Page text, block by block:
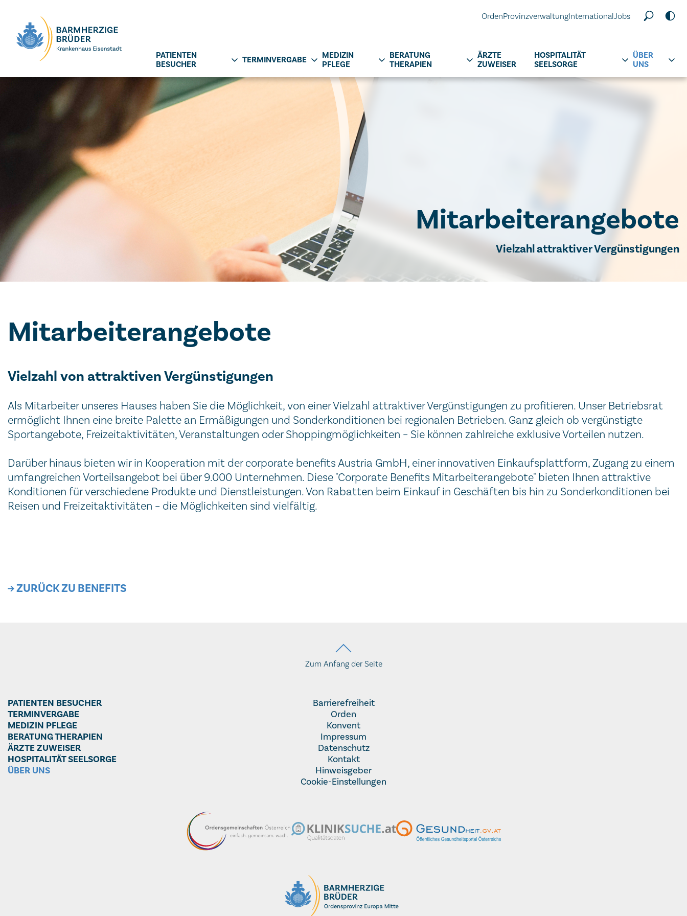
OrdenProvinzverwaltungInternationalJobs
PATIENTEN
BESUCHER
TERMINVERGABE
MEDIZIN
PFLEGE
BERATUNG
THERAPIEN
ÄRZTE
ZUWEISER
HOSPITALITÄT
SEELSORGE
ÜBER
UNS
Mitarbeiterangebote
Vielzahl attraktiver Vergünstigungen
Mitarbeiterangebote
Vielzahl von attraktiven Vergünstigungen
Als Mitarbeiter unseres Hauses haben Sie die Möglichkeit, von einer Vielzahl attraktiver Vergünstigungen zu profitieren. Unser Betriebsrat
ermöglicht Ihnen eine breite Palette an Ermäßigungen und Sonderkonditionen bei regionalen Betrieben. Ganz gleich ob vergünstigte
Sportangebote, Freizeitaktivitäten, Veranstaltungen oder Shoppingmöglichkeiten – Sie können zahlreiche exklusive Vorteilen nutzen.
Darüber hinaus bieten wir in Kooperation mit der corporate benefits Austria GmbH, einer innovativen Einkaufsplattform, Zugang zu einem
umfangreichen Vorteilsangebot bei über 9.000 Unternehmen. Diese "Corporate Benefits Mitarbeiterangebote" bieten Ihnen attraktive
Konditionen für verschiedene Produkte und Dienstleistungen. Von Rabatten beim Einkauf in Geschäften bis hin zu Sonderkonditionen bei
Reisen und Freizeitaktivitäten – die Möglichkeiten sind vielfältig.
ZURÜCK ZU BENEFITS
Zum Anfang der Seite
PATIENTEN BESUCHER
TERMINVERGABE
MEDIZIN PFLEGE
BERATUNG THERAPIEN
ÄRZTE ZUWEISER
HOSPITALITÄT SEELSORGE
ÜBER UNS
Barrierefreiheit
Orden
Konvent
Impressum
Datenschutz
Kontakt
Hinweisgeber
Cookie-Einstellungen